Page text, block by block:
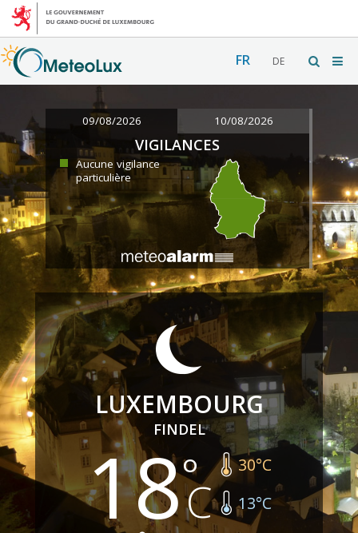
FR DE
09/08/2026 10/08/2026
VIGILANCES
Aucune vigilance
particulière
LUXEMBOURG
FINDEL
18 30°C
13°C